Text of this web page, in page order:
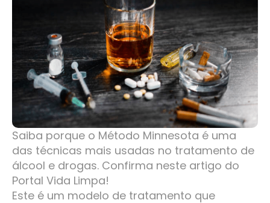
Saiba porque o Método Minnesota é uma
das técnicas mais usadas no tratamento de
álcool e drogas. Confirma neste artigo do
Portal Vida Limpa!
Este é um modelo de tratamento que